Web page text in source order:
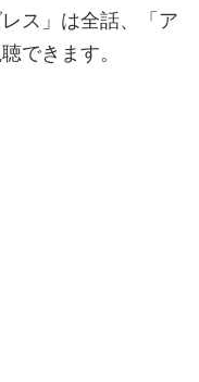
ス」は全話、「ア
できます。